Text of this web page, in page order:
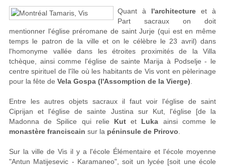
Quant à l'architecture et à
Part sacraux on doit
mentionner l'église préromane de saint Jurje (qui est en même
temps le patron de la ville et on le célèbre le 23 avril) dans
l'homonyme vallée dans les étroites proximités de la Villa
tchèque, ainsi comme l'église de sainte Marija à Podselje - le
centre spirituel de l'île où les habitants de Vis vont en pèlerinage
pour la fête de Vela Gospa (l'Assomption de la Vierge)
Entre les autres objets sacraux il faut voir l'église de saint
Ciprijan et l'église de sainte Justina sur Kut, l'église [de la
Madonna de Spilice qui relie Kutet Luka ainsi comme le
monastère franciscain sur la péninsule de Prirovo
Sur la ville de Vis il y a l'école Élémentaire et l'école moyenne
"Antun Matijesevic - Karamaneo", soit un lycée [soit une école